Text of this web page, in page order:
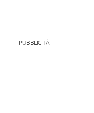
PUBBLICITÀ